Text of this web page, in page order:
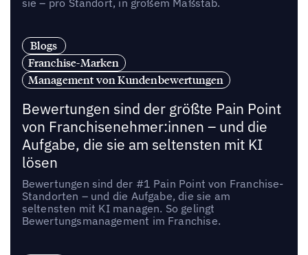
Blogs
Franchise-Marken
Management von Kundenbewertungen
Bewertungen sind der größte Pain Point
von Franchisenehmer:innen – und die
Aufgabe, die sie am seltensten mit KI
lösen
Bewertungen sind der #1 Pain Point von Franchise-
Standorten – und die Aufgabe, die sie am
seltensten mit KI managen. So gelingt
Bewertungsmanagement im Franchise.